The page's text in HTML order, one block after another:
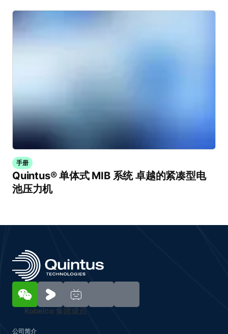
手册
Quintus® 单体式 MIB 系统 卓越的紧凑型电
池压力机
Kobelco 集团成员
公司简介